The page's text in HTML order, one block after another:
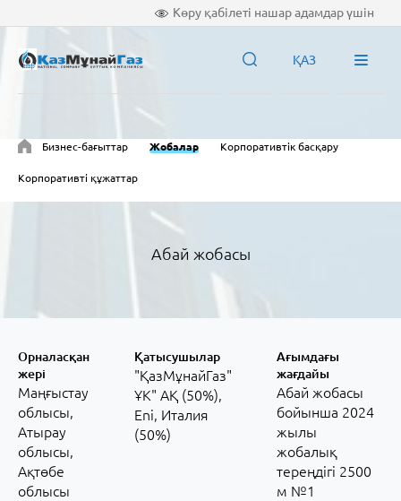
Көру қабілеті нашар адамдар үшін
ҚАЗ
Бизнес-бағыттар Жобалар Корпоративтік басқару
Корпоративті құжаттар
Абай жобасы
Орналасқан
жері
Маңғыстау
облысы,
Атырау
облысы,
Ақтөбе
облысы
Қатысушылар
"ҚазМұнайГаз"
ҰК" АҚ (50%),
Eni, Италия
(50%)
Ағымдағы
жағдайы
Абай жобасы
бойынша 2024
жылы
жобалық
тереңдігі 2500
м №1